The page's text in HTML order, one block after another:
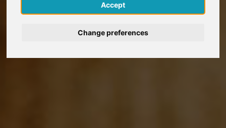
Accept
Change preferences
English
Deutsch
Español